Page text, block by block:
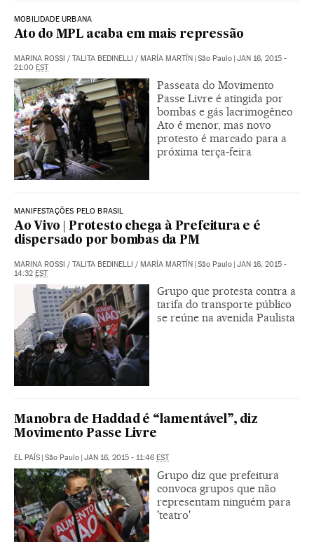
MOBILIDADE URBANA
Ato do MPL acaba em mais repressão
MARINA ROSSI / TALITA BEDINELLI / MARÍA MARTÍN | São Paulo | JAN 16, 2015 -
21:00 EST
Passeata do Movimento
Passe Livre é atingida por
bombas e gás lacrimogêneo
Ato é menor, mas novo
protesto é marcado para a
próxima terça-feira
MANIFESTAÇÕES PELO BRASIL
Ao Vivo | Protesto chega à Prefeitura e é
dispersado por bombas da PM
MARINA ROSSI / TALITA BEDINELLI / MARÍA MARTÍN | São Paulo | JAN 16, 2015 -
14:32 EST
Grupo que protesta contra a
tarifa do transporte público
se reúne na avenida Paulista
Manobra de Haddad é “lamentável”, diz
Movimento Passe Livre
EL PAÍS | São Paulo | JAN 16, 2015 - 11:46 EST
Grupo diz que prefeitura
convoca grupos que não
representam ninguém para
'teatro'